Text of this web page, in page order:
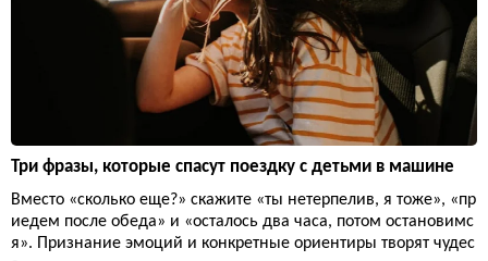
Три фразы, которые спасут поездку с детьми в машине
Вместо «сколько еще?» скажите «ты нетерпелив, я тоже», «пр
иедем после обеда» и «осталось два часа, потом остановимс
я». Признание эмоций и конкретные ориентиры творят чудес